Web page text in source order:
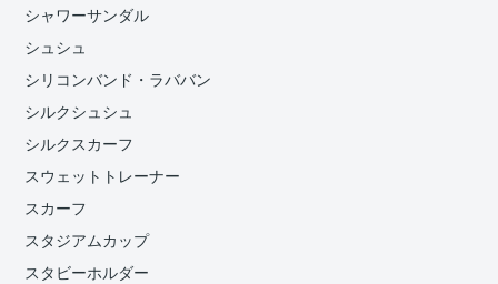
シャワーサンダル
シュシュ
シリコンバンド・ラババン
シルクシュシュ
シルクスカーフ
スウェットトレーナー
スカーフ
スタジアムカップ
スタビーホルダー